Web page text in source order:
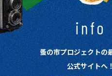
info
蚤の市プロジェクトの
公式サイトへ！